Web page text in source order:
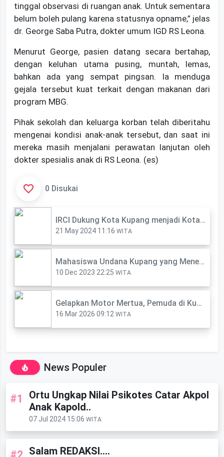
tinggal observasi di ruangan anak. Untuk sementara
belum boleh pulang karena statusnya opname,” jelas
dr. George Saba Putra, dokter umum IGD RS Leona.
‎Menurut George, pasien datang secara bertahap,
dengan keluhan utama pusing, muntah, lemas,
bahkan ada yang sempat pingsan. Ia menduga
gejala tersebut kuat terkait dengan makanan dari
program MBG.
‎Pihak sekolah dan keluarga korban telah diberitahu
mengenai kondisi anak-anak tersebut, dan saat ini
mereka masih menjalani perawatan lanjutan oleh
dokter spesialis anak di RS Leona. (es)
0 Disukai
IRCI Dukung Kota Kupang menjadi Kota Transit Internasional
21 May 2024 11:16 WITA
Mahasiswa Undana Kupang yang Meneguk Obat Rumput Meninggal Dunia
10 Dec 2023 22:25 WITA
‎Gelapkan Motor Mertua, Pemuda di Kupang Diciduk Polisi saat Nongkrong di Lounge
16 Mar 2026 09:12 WITA
News Populer
#1
Ortu Ungkap Nilai Psikotes Catar Akpol
Anak Kapold..
07 Jul 2024 15:06 WITA
Salam REDAKSI....